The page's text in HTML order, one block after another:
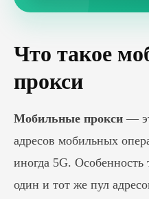
Что такое
прокси
Мобильные прокси —
адресов мобильных
иногда 5G. Особенность
один и тот же пул